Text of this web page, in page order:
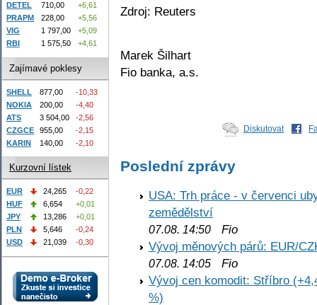
Zdroj: Reuters
Marek Šilhart
Fio banka, a.s.
Diskutovat
Poslední zprávy
USA: Trh práce - v červenci
zemědělství
07.08. 14:50 Fio
Vývoj měnových párů: EUR/
07.08. 14:05 Fio
Vývoj cen komodit: Stříbro
%)
DETEL
710,00
+6,61
PRAPM
228,00
+5,56
VIG
1 797,00
+5,09
RBI
1 575,50 +4,61
Zajímavé poklesy
SHELL 877,00
-10,33
NOKIA
200,00
-4,40
ATS
3 504,00
-2,56
CZGCE
955,00
-2,15
KARIN
140,00 -2,10
Kurzovní lístek
EUR 24,265
-0,22
HUF
6,654
+0,01
JPY
13,286
+0,01
PLN
5,646
-0,24
USD
21,039 -0,30